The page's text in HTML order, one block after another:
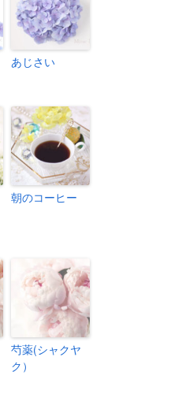
あじさい
朝のコーヒー
芍薬(シャクヤ
ク）